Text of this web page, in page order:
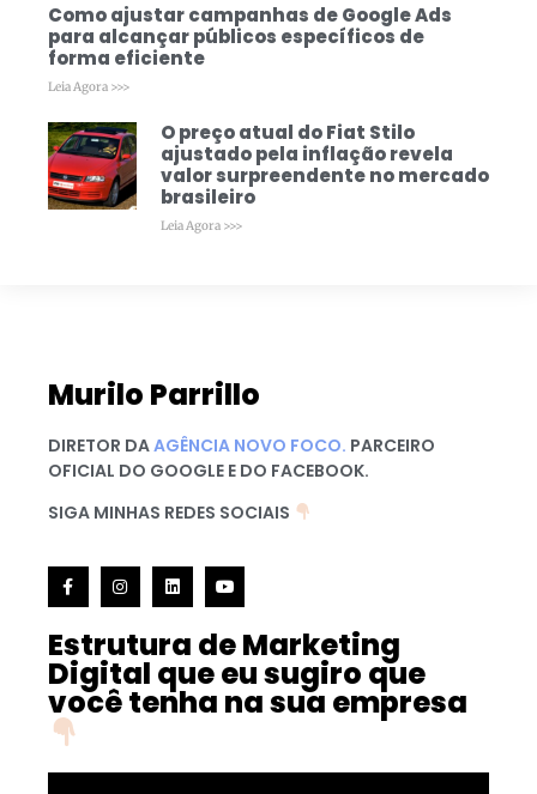
Como ajustar campanhas de Google Ads
para alcançar públicos específicos de
forma eficiente
Leia Agora >>>
O preço atual do Fiat Stilo
ajustado pela inflação revela
valor surpreendente no mercado
brasileiro
Leia Agora >>>
Murilo Parrillo
DIRETOR DAAGÊNCIA NOVO FOCO. PARCEIRO
OFICIAL DO GOOGLE E DO FACEBOOK.
SIGA MINHAS REDES SOCIAIS
Estrutura de Marketing
Digital que eu sugiro que
você tenha na sua empresa